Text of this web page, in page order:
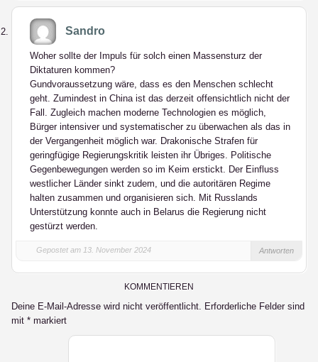
Sandro
Woher sollte der Impuls für solch einen Massensturz der
Diktaturen kommen?
Gundvoraussetzung wäre, dass es den Menschen schlecht
geht. Zumindest in China ist das derzeit offensichtlich nicht der
Fall. Zugleich machen moderne Technologien es möglich,
Bürger intensiver und systematischer zu überwachen als das in
der Vergangenheit möglich war. Drakonische Strafen für
geringfügige Regierungskritik leisten ihr Übriges. Politische
Gegenbewegungen werden so im Keim erstickt. Der Einfluss
westlicher Länder sinkt zudem, und die autoritären Regime
halten zusammen und organisieren sich. Mit Russlands
Unterstützung konnte auch in Belarus die Regierung nicht
gestürzt werden.
Gepostet am 13. November 2024 Antworten
KOMMENTIEREN
Deine E-Mail-Adresse wird nicht veröffentlicht. Erforderliche Felder sind
mit * markiert